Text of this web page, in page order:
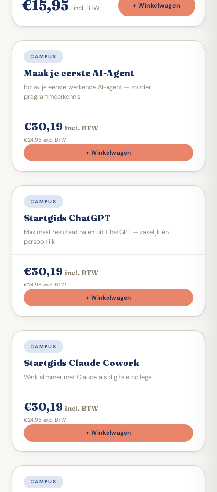
€15,95 incl. BTW + Winkelwagen
DIGITALE GIDS
CAMPUS
Maak je eerste AI-Agent
Bouw je eerste werkende AI-agent — zonder
programmeerkennis
€30,19 incl. BTW
€24,95 excl. BTW
+ Winkelwagen
DIGITALE STARTGIDS
CAMPUS
Startgids ChatGPT
Maximaal resultaat halen uit ChatGPT — zakelijk én
persoonlijk
€30,19 incl. BTW
€24,95 excl. BTW
+ Winkelwagen
DIGITALE STARTGIDS
CAMPUS
Startgids Claude Cowork
Werk slimmer met Claude als digitale collega
€30,19 incl. BTW
€24,95 excl. BTW
+ Winkelwagen
DIGITALE STARTGIDS
CAMPUS